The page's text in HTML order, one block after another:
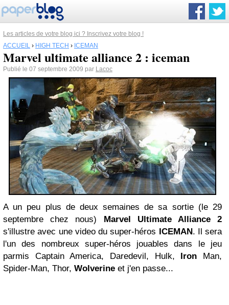
Les articles de votre blog ici ? Inscrivez votre blog !
ACCUEIL › HIGH TECH › ICEMAN
Marvel ultimate alliance 2 : iceman
Publié le 07 septembre 2009 par Lacoc
A un peu plus de deux semaines de sa sortie (le 29
septembre chez nous)
Marvel Ultimate Alliance 2
s'illustre avec une video du super-héros
ICEMAN . Il sera
l'un des nombreux super-héros jouables dans le jeu
parmis Captain America, Daredevil, Hulk,
Iron Man,
Spider-Man, Thor, Wolverine et j'en passe...